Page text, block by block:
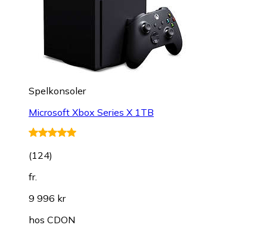
Spelkonsoler
Microsoft Xbox Series X 1TB
(124)
fr.
9 996 kr
hos CDON